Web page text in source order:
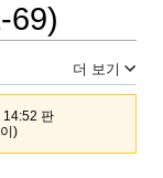
69)
더 보기
14:52 판
)